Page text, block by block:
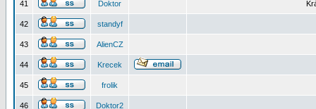
41 Doktor
42 standyf
43 AlienCZ
44 Krecek
45 frolik
46 Doktor2